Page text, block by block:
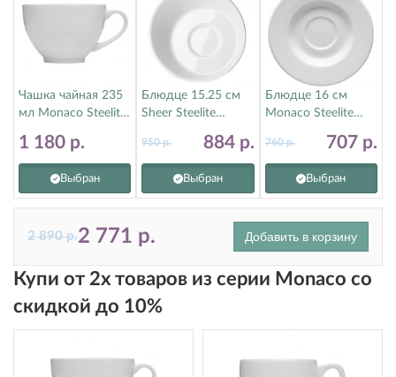
Чашка чайная 235
мл Monaco Steelite
9001C173
1 180 р.
Выбран
Блюдце 15.25 см
Sheer Steelite
9001C636
884 р.
950р.
Выбран
Блюдце 16 см
Monaco Steelite
9001C168
707 р.
760р.
Выбран
2 771 р.
2 890р. Добавить в корзину
Купи от 2х товаров из серии Monaco со
скидкой до 10%